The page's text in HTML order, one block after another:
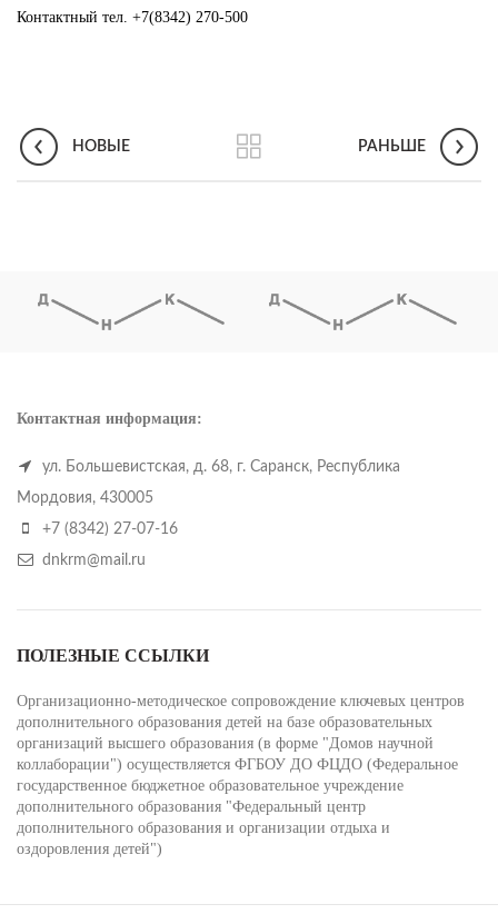
Контактный тел. +7(8342) 270-500
НОВЫЕ РАНЬШЕ
Контактная информация:
ул. Большевистская, д. 68, г. Саранск, Республика
Мордовия, 430005
+7 (8342) 27-07-16
dnkrm@mail.ru
ПОЛЕЗНЫЕ ССЫЛКИ
Организационно-методическое сопровождение ключевых центров
дополнительного образования детей на базе образовательных
организаций высшего образования (в форме "Домов научной
коллаборации") осуществляется ФГБОУ ДО ФЦДО (Федеральное
государственное бюджетное образовательное учреждение
дополнительного образования "Федеральный центр
дополнительного образования и организации отдыха и
оздоровления детей")